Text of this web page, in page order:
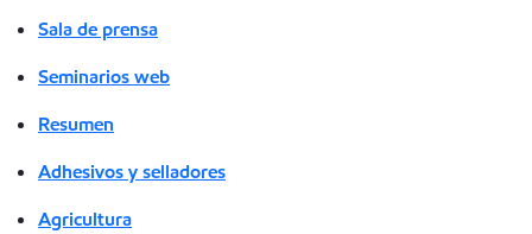
Sala de prensa
Seminarios web
Resumen
Adhesivos y selladores
Agricultura